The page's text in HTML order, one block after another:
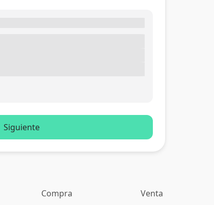
Siguiente
Compra
Venta